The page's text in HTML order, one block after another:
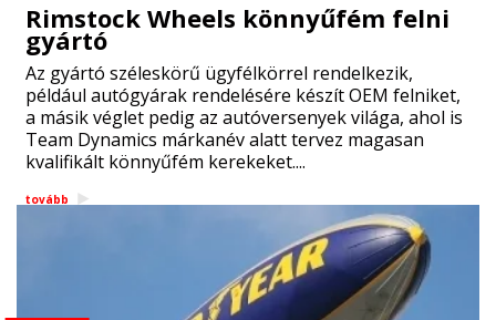
Rimstock Wheels könnyűfém felni
gyártó
Az gyártó széleskörű ügyfélkörrel rendelkezik,
például autógyárak rendelésére készít OEM felniket,
a másik véglet pedig az autóversenyek világa, ahol is
Team Dynamics márkanév alatt tervez magasan
kvalifikált könnyűfém kerekeket....
tovább